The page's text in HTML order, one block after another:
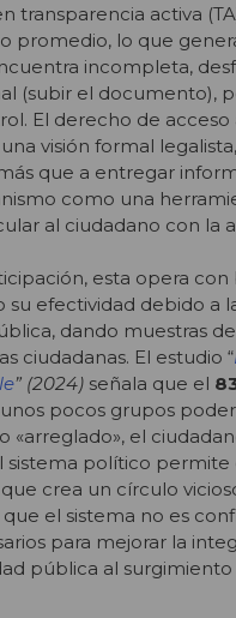
transparencia activa
promedio, lo que
incompleta,
(subir el documento),
El derecho de
visión formal
que a entregar
como una
al ciudadano con la
esta opera con
efectividad debido a
dando muestras
ciudadanas. El estudio “
” (2024) señala que el
pocos grupos
el
sistema político
crea un círculo
el sistema no es
para mejorar la
pública al